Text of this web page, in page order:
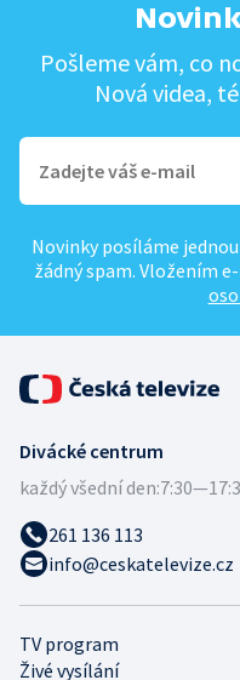
Pošleme vám, co
Nová videa,
Novinky posíláme
žádný spam. Vložením